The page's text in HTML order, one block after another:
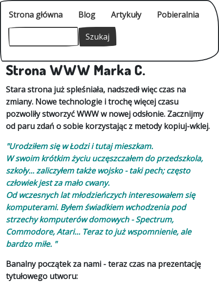
Przejdź do treści
Główne
Strona główna Blog Artykuły
Pobieralnia
Szukaj
Szukaj
Strona WWW Marka C.
Stara strona już spleśniała, nadszedł więc czas na
zmiany. Nowe technologie i trochę więcej czasu
pozwoliły stworzyć WWW w nowej odsłonie. Zacznijmy
od paru zdań o sobie korzystając z metody kopiuj-wklej.
"Urodziłem się w Łodzi i tutaj mieszkam.
W swoim krótkim życiu uczęszczałem do przedszkola,
szkoły... zaliczyłem także wojsko - taki pech; często
człowiek jest za mało cwany.
Od wczesnych lat młodzieńczych interesowałem się
komputerami. Byłem świadkiem wchodzenia pod
strzechy komputerów domowych - Spectrum,
Commodore, Atari... Teraz to już wspomnienie, ale
bardzo miłe. "
Banalny początek za nami - teraz czas na prezentację
tytułowego utworu: